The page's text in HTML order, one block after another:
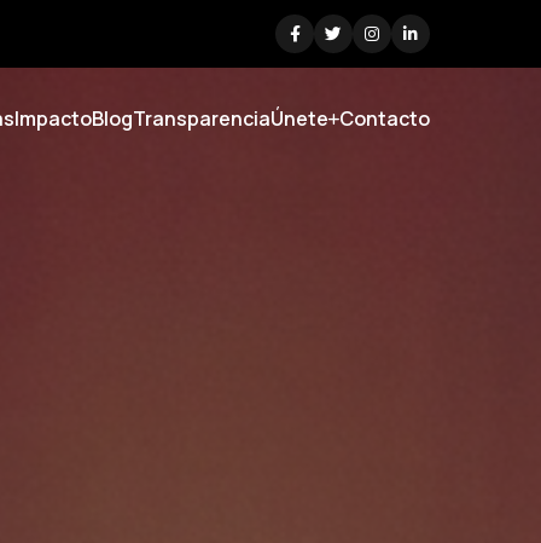
ImpactoBlogTransparenciaÚnete Contacto